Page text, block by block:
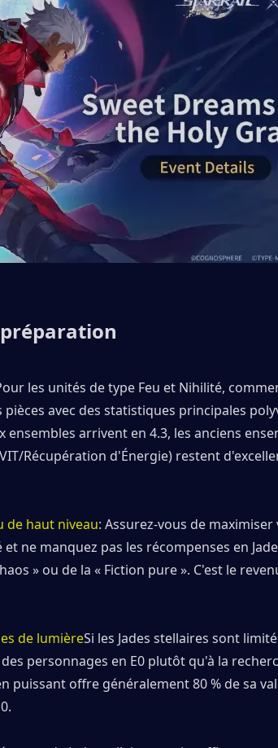
les unités de type Feu et Nihilité,
avec des statistiques principales
ensembles arrivent en 4.3, les anciens
Récupération d'Énergie) restent
de haut niveau: Assurez-vous de
ne manquez pas les récompenses en
» ou de la « Fiction pure ». C'est le
de lumièreSi les Jades stellaires sont
personnages en E0 plutôt qu'à la
puissant offre généralement 80 % de sa